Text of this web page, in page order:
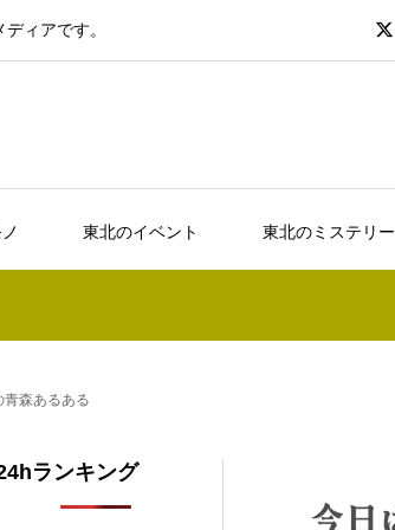
ィアです。
東北のイベント 東北のミステリー
森あるある
ランキング